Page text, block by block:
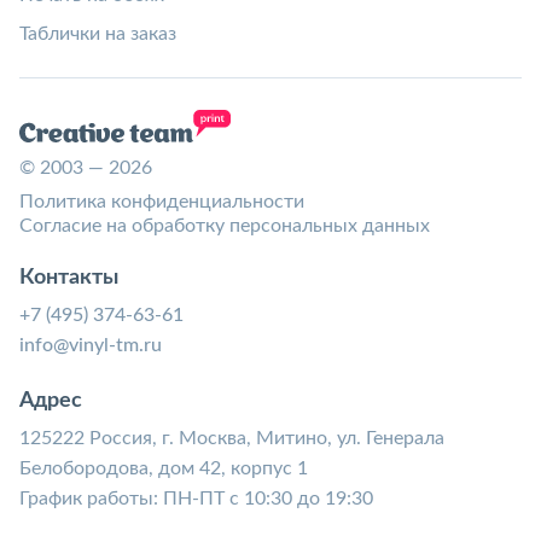
Таблички на заказ
© 2003 — 2026
Политика конфиденциальности
Согласие на обработку персональных данных
Контакты
+7 (495) 374-63-61
info@vinyl-tm.ru
Адрес
125222 Россия, г. Москва, Митино, ул. Генерала
Белобородова, дом 42, корпус 1
График работы: ПН-ПТ с 10:30 до 19:30